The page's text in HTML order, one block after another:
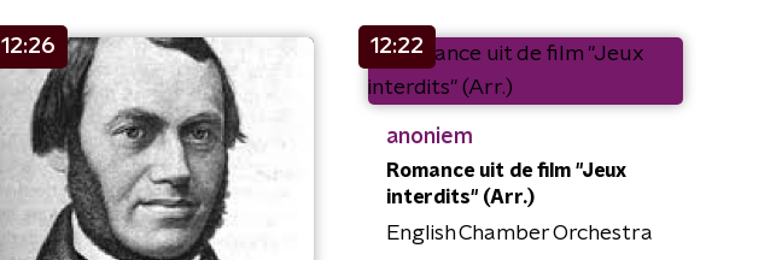
12:26 12:22
anoniem
Romance uit de film "Jeux
interdits" (Arr.)
English Chamber Orchestra